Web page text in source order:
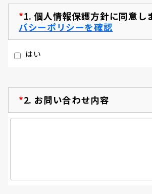
*1. 個人情報保護方針に同意し
バシーポリシーを確認
はい
*2. お問い合わせ内容